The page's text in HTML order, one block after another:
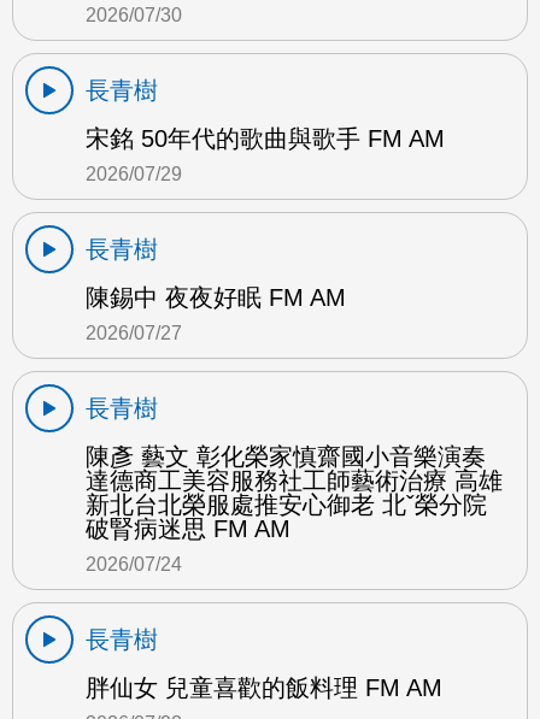
2026/07/30
長青樹
宋銘 50年代的歌曲與歌手 FM AM
2026/07/29
長青樹
陳錫中 夜夜好眠 FM AM
2026/07/27
長青樹
陳彥 藝文 彰化榮家慎齋國小音樂演奏
達德商工美容服務社工師藝術治療 高雄
新北台北榮服處推安心御老 北ˇ榮分院
破腎病迷思 FM AM
2026/07/24
長青樹
胖仙女 兒童喜歡的飯料理 FM AM